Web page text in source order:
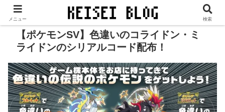
当サイトは、広告／PR等が表示されます。
【ポケモンSV】色違いのコライドン・ミ
ライドンのシリアルコード配布！
メニュー 検索